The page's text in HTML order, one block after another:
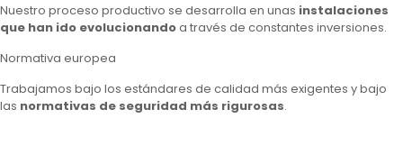
Nuestro proceso productivo se desarrolla en unas instalaciones
que han ido evolucionandoa través de constantes inversiones.
Normativa europea
Trabajamos bajo los estándares de calidad más exigentes y bajo
las normativas de seguridad más rigurosas.